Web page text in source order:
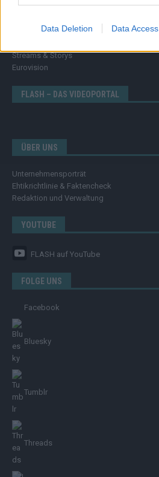
Data Deletion Data Access
Ratgeber
Streams & Storys
Eurovision
FLASH – DAS VIDEOPORTAL
ÜBER UNS
Unternehmensporträt
Ehtikrichtlinie & Faktencheck
Redaktion und Verwaltung
YOUTUBE
FLASH auf YouTube
FOLGE UNS
Facebook
Bluesky
Tumblr
Threads